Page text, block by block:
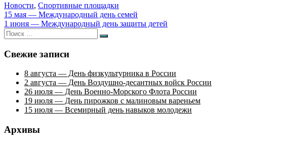
Новости, Спортивные площадки
Навигация
по
записям
15 мая — Международный день семей
1 июня — Международный день защиты детей
Искать:
Поиск
Свежие записи
8 августа — День физкультурника в России
2 августа — День Воздушно-десантных войск России
26 июля — День Военно-Морского Флота России
19 июля — День пирожков с малиновым вареньем
15 июля — Всемирный день навыков молодежи
Архивы